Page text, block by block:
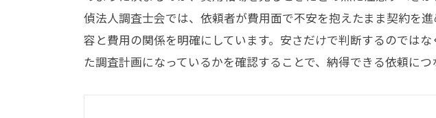
偵法人調査士会では、依頼者が費用面で不安を抱えたまま契約を
容と費用の関係を明確にしています。安さだけで判断するのでは
た調査計画になっているかを確認することで、納得できる依頼につ